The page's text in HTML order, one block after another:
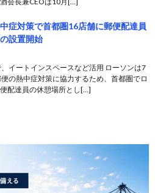
症対策で首都圏16店舗に郵便配達員
設置開始
イートインスペースなど活用 ローソンは7
の熱中症対策に協力するため、首都圏でロ
配達員の休憩場所とし[…]